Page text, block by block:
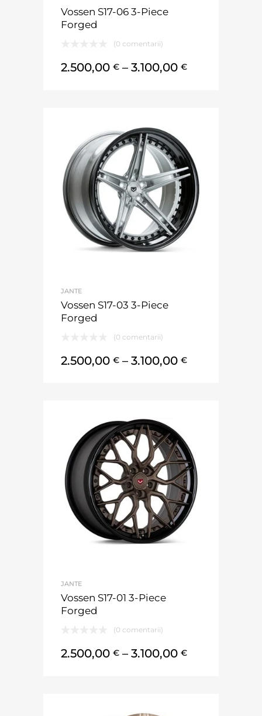
Vossen S17-06 3-Piece
Forged
(0 comentarii)
2.500,00 € – 3.100,00 €
JANTE
Vossen S17-03 3-Piece
Forged
(0 comentarii)
2.500,00 € – 3.100,00 €
JANTE
Vossen S17-01 3-Piece
Forged
(0 comentarii)
2.500,00 € – 3.100,00 €